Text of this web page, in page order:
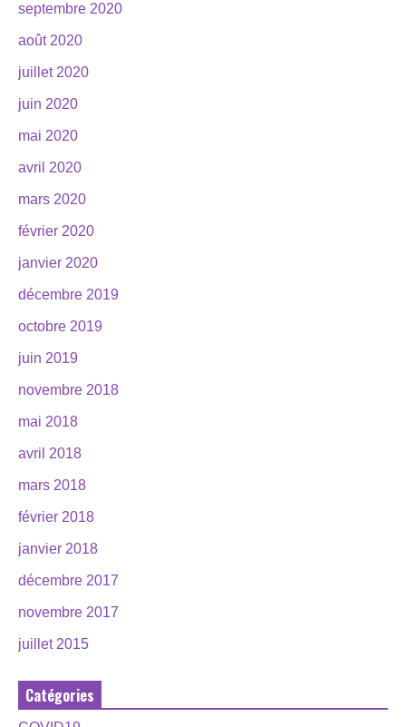
septembre 2020
août 2020
juillet 2020
juin 2020
mai 2020
avril 2020
mars 2020
février 2020
janvier 2020
décembre 2019
octobre 2019
juin 2019
novembre 2018
mai 2018
avril 2018
mars 2018
février 2018
janvier 2018
décembre 2017
novembre 2017
juillet 2015
Catégories